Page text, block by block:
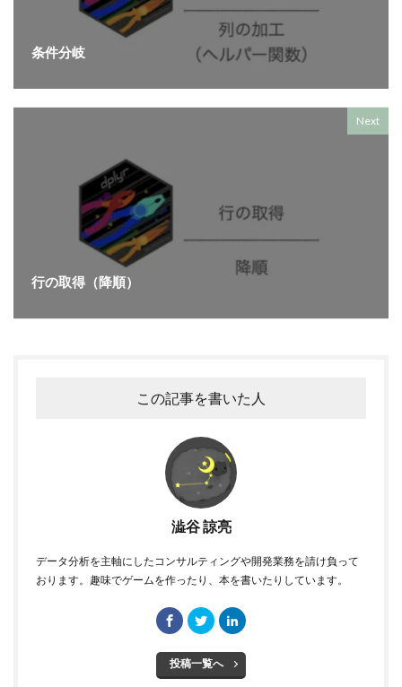
条件分岐
Next
行の取得（降順）
この記事を書いた人
澁谷 諒亮
データ分析を主軸にしたコンサルティングや開発業務を請け負って
おります。趣味でゲームを作ったり、本を書いたりしています。
投稿一覧へ